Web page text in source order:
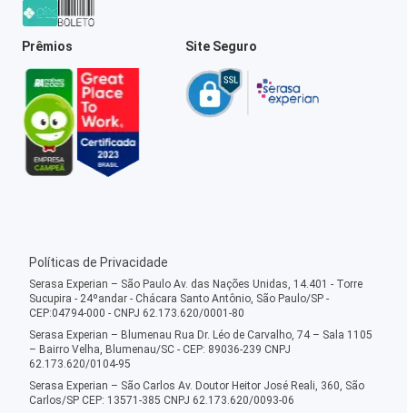
Prêmios Site Seguro
Políticas de Privacidade
Serasa Experian – São Paulo Av. das Nações Unidas, 14.401 - Torre
Sucupira - 24ºandar - Chácara Santo Antônio, São Paulo/SP -
CEP:04794-000 - CNPJ 62.173.620/0001-80
Serasa Experian – Blumenau Rua Dr. Léo de Carvalho, 74 – Sala 1105
– Bairro Velha, Blumenau/SC - CEP: 89036-239 CNPJ
62.173.620/0104-95
Serasa Experian – São Carlos Av. Doutor Heitor José Reali, 360, São
Carlos/SP CEP: 13571-385 CNPJ 62.173.620/0093-06